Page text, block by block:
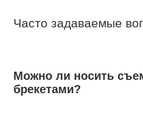
Часто задаваемые
Можно ли носить
брекетами?